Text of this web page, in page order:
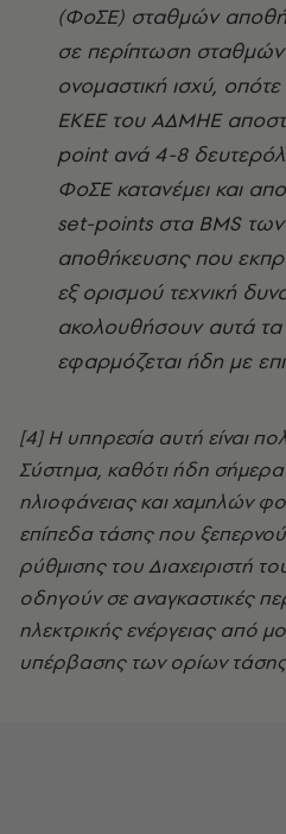
(ΦοΣΕ) σταθμών
σε περίπτωση σταθμών
ονομαστική ισχύ,
ΕΚΕΕ του ΑΔΜΗΕ
point ανά 4-8
ΦοΣΕ κατανέμει και
set-points στα BMS
αποθήκευσης που
εξ ορισμού τεχνική
ακολουθήσουν αυτά
εφαρμόζεται ήδη με
[4] Η υπηρεσία αυτή είναι
Σύστημα, καθότι ήδη
ηλιοφάνειας και χαμηλών
επίπεδα τάσης που
ρύθμισης του Διαχειριστή
οδηγούν σε αναγκαστικές
ηλεκτρικής ενέργειας από
υπέρβασης των ορίων